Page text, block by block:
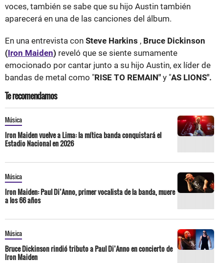
voces, también se sabe que su hijo Austin también
aparecerá en una de las canciones del álbum.
En una entrevista con Steve Harkins , Bruce Dickinson
(Iron Maiden) reveló que se siente sumamente
emocionado por cantar junto a su hijo Austin, ex líder de
bandas de metal como "RISE TO REMAIN" y "AS LIONS".
Te recomendamos
Música
Iron Maiden vuelve a Lima: la mítica banda conquistará el
Estadio Nacional en 2026
Música
Iron Maiden: Paul Di’Anno, primer vocalista de la banda, muere
a los 66 años
Música
Bruce Dickinson rindió tributo a Paul Di’Anno en concierto de
Iron Maiden